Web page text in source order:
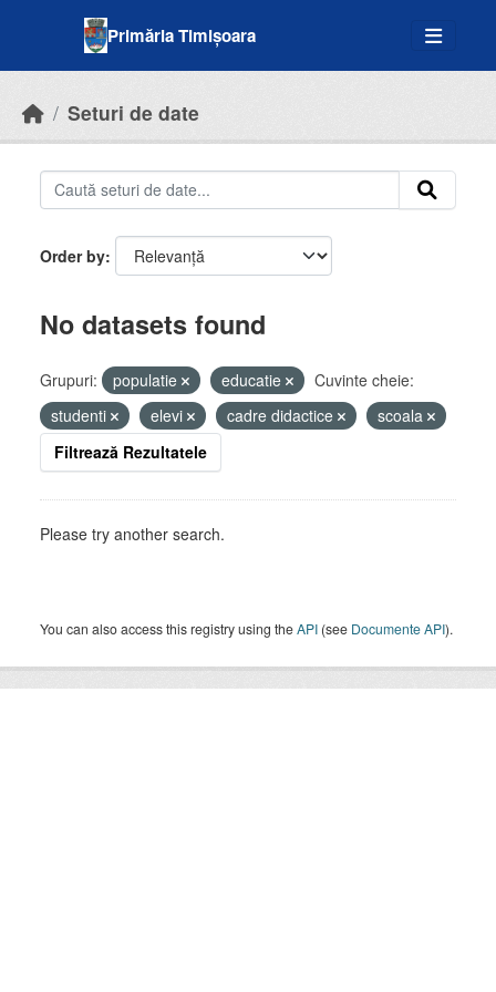
Primăria Timișoara
Seturi de date
Order by
No datasets found
Grupuri: populatie educatie
Cuvinte cheie:
studenti
elevi cadre didactice
scoala
Filtrează Rezultatele
Please try another search.
You can also access this registry using theAPI (see Documente API).